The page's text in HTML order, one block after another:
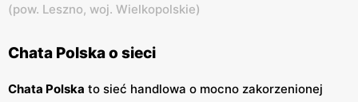
(pow. Leszno, woj. Wielkopolskie)
Chata Polska o sieci
Chata Polska to sieć handlowa o mocno zakorzenionej